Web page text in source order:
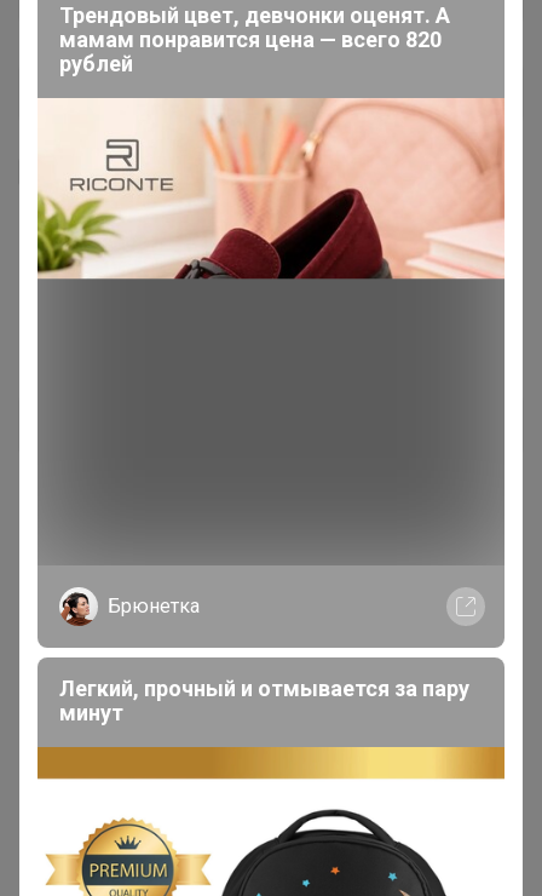
Я внимательно ознакомлен и полностью согласен
с условиями членства в клубе и правилами
вступления, изложенными в следующих
документах:Правила совместных закупок,
Соглашение пользователя
Политика
200 000+
пользователей
Трендовый цвет, девчонки оценят. А
мамам понравится цена — всего 820
рублей
Брюнетка
Легкий, прочный и отмывается за пару
минут